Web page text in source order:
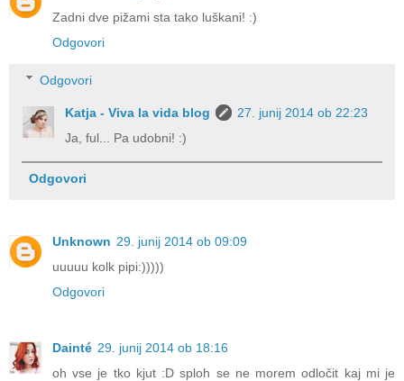
Zadni dve pižami sta tako luškani! :)
Odgovori
Odgovori
Katja - Viva la vida blog
27. junij 2014 ob 22:23
Ja, ful... Pa udobni! :)
Odgovori
Unknown 29. junij 2014 ob 09:09
uuuuu kolk pipi:)))))
Odgovori
Dainté 29. junij 2014 ob 18:16
oh vse je tko kjut :D sploh se ne morem odločit kaj mi je